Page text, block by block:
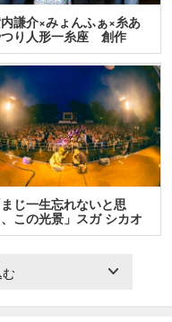
謙介×みょんふぁ×糸あ
り人形一糸座 創作
…
まじ一生忘れないと思
この光景」スガ シカオ
…